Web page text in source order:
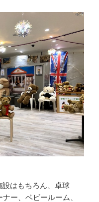
はもちろん、卓球
ー、ベビールーム、